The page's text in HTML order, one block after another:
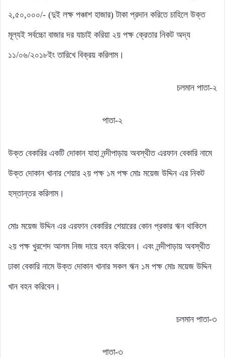
২,৫০,০০০/- (দুই লক্ষ পঞ্চাশ হাজার) টাকা প্রদান করিতে চাহিলে উক্ত
মূল্যই সর্বচ্চো বাজার দর যাচাই করিয়া ২য় পক্ষ ক্রেতার নিকট অদ্য
১১/০৬/২০১৮ইং তারিখে বিক্রয় করিলাম।
চলমান পাতা-২
পাতা-২
উক্ত বেকারির একটি দোকান যাহা নন্দীপাড়ায় অবস্থীত এরফান বেকারি নামে
উক্ত দোকান খানার শেয়ার ২য় পক্ষ ১ম পক্ষ মোঃ ময়েজ উদ্দিন এর নিকট
হস্তান্তর করিলাম।
মোঃ ময়েজ উদ্দিন এর এরফান বেকারির শেয়ারের কোন প্রকার ঋন থাকিলে
২য় পক্ষ খুরশেদ আলম নিজ দায়ে বহন করিবেন। এবং নন্দীপাড়ায় অবস্থীত
ঢাকা বেকারি নামে উক্ত দোকান খানার সকল ঋন ১ম পক্ষ মোঃ ময়েজ উদ্দিন
খান বহন করিবেন।
চলমান পাতা-৩
পাতা-৩